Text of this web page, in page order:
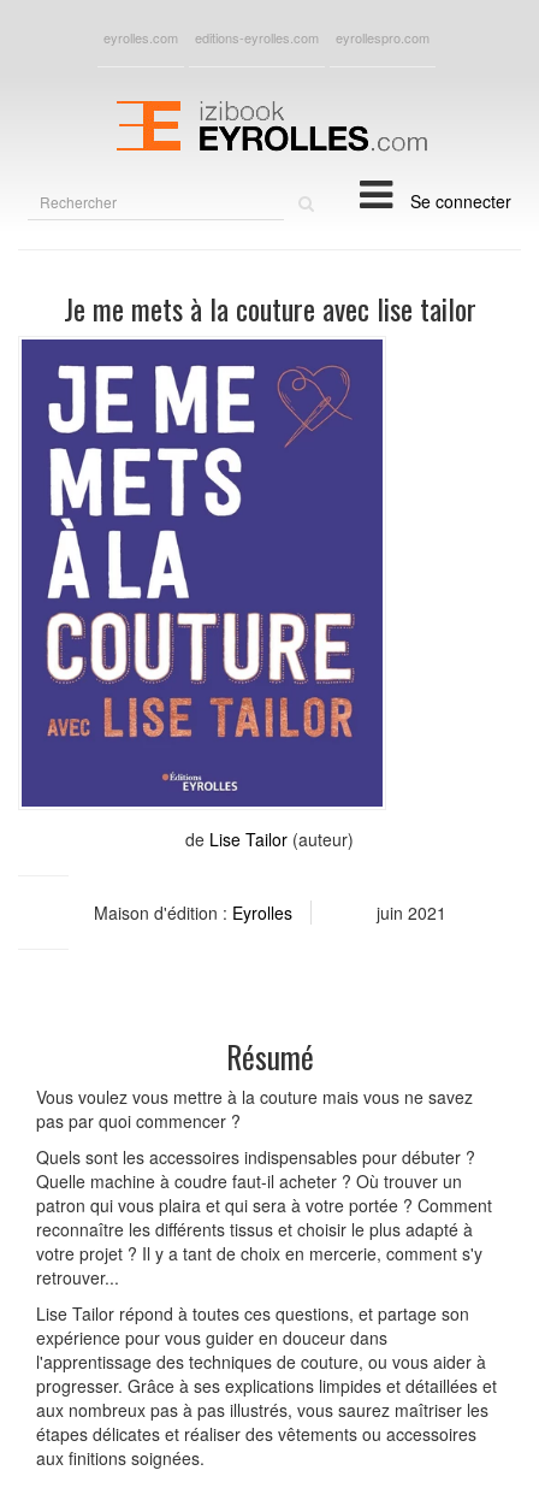
eyrolles.com editions-eyrolles.com eyrollespro.com
Se connecter
Je me mets à la couture avec lise tailor
de Lise Tailor (auteur)
Maison d'édition : Eyrolles juin 2021
Résumé
Vous voulez vous mettre à la couture mais vous ne savez
pas par quoi commencer ?
Quels sont les accessoires indispensables pour débuter ?
Quelle machine à coudre faut-il acheter ? Où trouver un
patron qui vous plaira et qui sera à votre portée ? Comment
reconnaître les différents tissus et choisir le plus adapté à
votre projet ? Il y a tant de choix en mercerie, comment s'y
retrouver...
Lise Tailor répond à toutes ces questions, et partage son
expérience pour vous guider en douceur dans
l'apprentissage des techniques de couture, ou vous aider à
progresser. Grâce à ses explications limpides et détaillées et
aux nombreux pas à pas illustrés, vous saurez maîtriser les
étapes délicates et réaliser des vêtements ou accessoires
aux finitions soignées.